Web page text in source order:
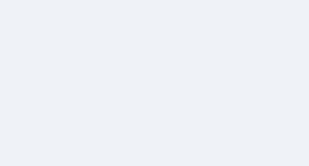
ムームードメイン 2月のおす
FRONTIER スーパーセール